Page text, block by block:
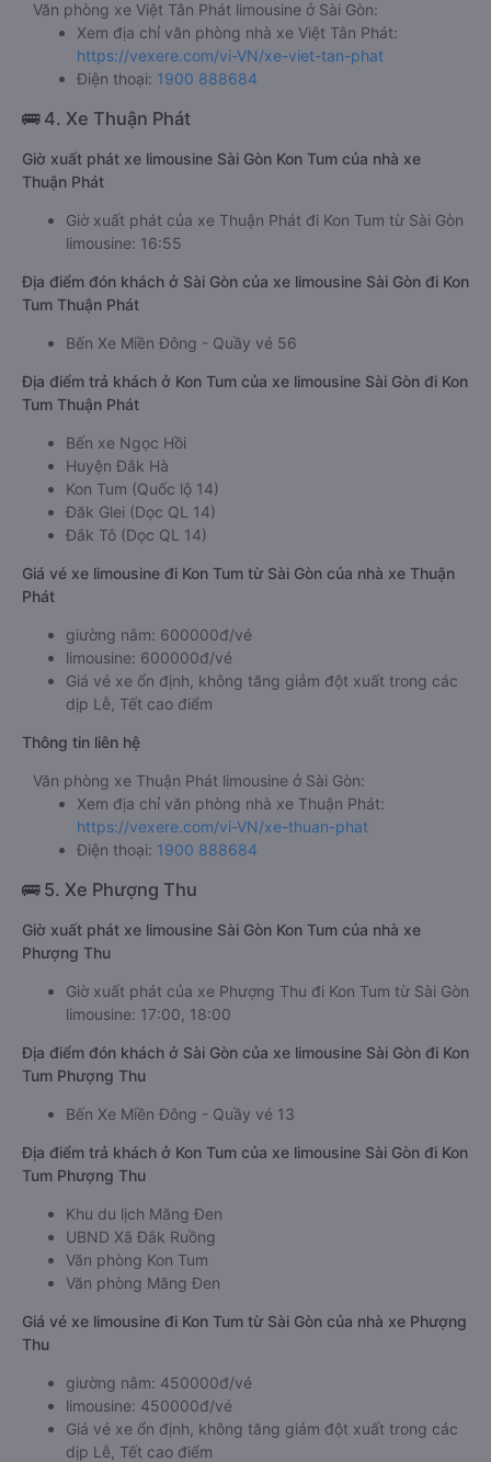
Văn phòng xe Việt Tân Phát limousine ở Sài Gòn:
Xem địa chỉ văn phòng nhà xe Việt Tân Phát:
https://vexere.com/vi-VN/xe-viet-tan-phat
Điện thoại: 1900 888684
🚌 4. Xe Thuận Phát
Giờ xuất phát xe limousine Sài Gòn Kon Tum của nhà xe
Thuận Phát
Giờ xuất phát của xe Thuận Phát đi Kon Tum từ Sài Gòn
limousine: 16:55
Địa điểm đón khách ở Sài Gòn của xe limousine Sài Gòn đi Kon
Tum Thuận Phát
Bến Xe Miền Đông - Quầy vé 56
Địa điểm trả khách ở Kon Tum của xe limousine Sài Gòn đi Kon
Tum Thuận Phát
Bến xe Ngọc Hồi
Huyện Đắk Hà
Kon Tum (Quốc lộ 14)
Đăk Glei (Dọc QL 14)
Đắk Tô (Dọc QL 14)
Giá vé xe limousine đi Kon Tum từ Sài Gòn của nhà xe Thuận
Phát
giường nằm: 600000đ/vé
limousine: 600000đ/vé
Giá vé xe ổn định, không tăng giảm đột xuất trong các
dịp Lễ, Tết cao điểm
Thông tin liên hệ
Văn phòng xe Thuận Phát limousine ở Sài Gòn:
Xem địa chỉ văn phòng nhà xe Thuận Phát:
https://vexere.com/vi-VN/xe-thuan-phat
Điện thoại: 1900 888684
🚌 5. Xe Phượng Thu
Giờ xuất phát xe limousine Sài Gòn Kon Tum của nhà xe
Phượng Thu
Giờ xuất phát của xe Phượng Thu đi Kon Tum từ Sài Gòn
limousine: 17:00, 18:00
Địa điểm đón khách ở Sài Gòn của xe limousine Sài Gòn đi Kon
Tum Phượng Thu
Bến Xe Miền Đông - Quầy vé 13
Địa điểm trả khách ở Kon Tum của xe limousine Sài Gòn đi Kon
Tum Phượng Thu
Khu du lịch Măng Đen
UBND Xã Đắk Ruồng
Văn phòng Kon Tum
Văn phòng Măng Đen
Giá vé xe limousine đi Kon Tum từ Sài Gòn của nhà xe Phượng
Thu
giường nằm: 450000đ/vé
limousine: 450000đ/vé
Giá vé xe ổn định, không tăng giảm đột xuất trong các
dịp Lễ, Tết cao điểm